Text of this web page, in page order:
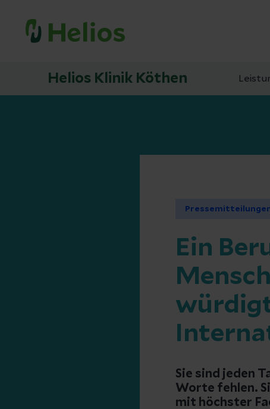
Helios Klinik Köthen
Ein
Sie sind jeden
Worte fehlen.
mit höchster